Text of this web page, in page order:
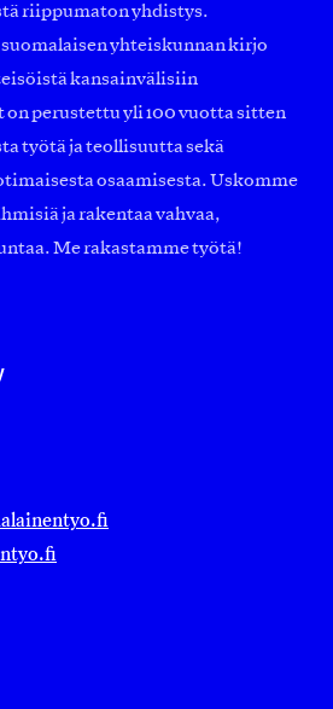
riippumaton yhdistys.
suomalaisen yhteiskunnan kirjo
kansainvälisiin
perustettu yli 100 vuotta sitten
työtä ja teollisuutta sekä
osaamisesta. Uskomme
ja rakentaa vahvaa,
Me rakastamme työtä!